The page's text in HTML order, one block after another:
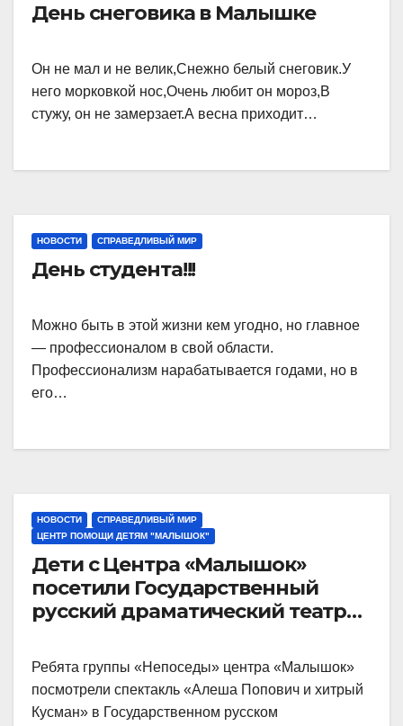
День снеговика в Малышке
Он не мал и не велик,Снежно белый снеговик.У
него морковкой нос,Очень любит он мороз,В
стужу, он не замерзает.А весна приходит…
НОВОСТИ СПРАВЕДЛИВЫЙ МИР
День студента!!!
Можно быть в этой жизни кем угодно, но главное
— профессионалом в свой области.
Профессионализм нарабатывается годами, но в
его…
НОВОСТИ
СПРАВЕДЛИВЫЙ МИР
ЦЕНТР ПОМОЩИ ДЕТЯМ "МАЛЫШОК"
Дети с Центра «Малышок»
посетили Государственный
русский драматический театр
Ребята группы «Непоседы» центра «Малышок»
посмотрели спектакль «Алеша Попович и хитрый
Кусман» в Государственном русском